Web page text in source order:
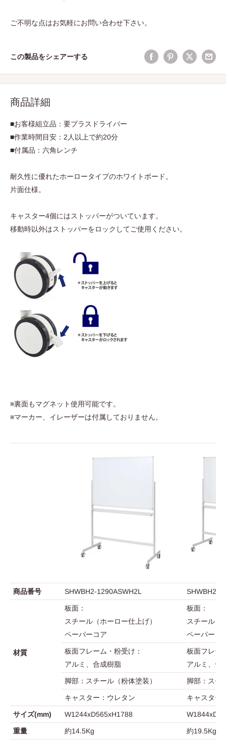
ご不明な点はお気軽にお問い合わせ下さい。
この製品をシェアーする
商品詳細
■お客様組立品：要プラスドライバー
■作業時間目安：2人以上で約20分
■付属品：六角レンチ
耐久性に優れたホーロータイプのホワイトボード。
片面仕様。
キャスター4個にはストッパーがついています。
移動時以外はストッパーをロックしてご使用ください。
※裏面もマグネット使用可能です。
※マーカー、イレーザーは付属しておりません。
商品番号 SHWBH2-1290ASWH2L SHWBH2-
材質
板面：
スチール（ホーロー仕上げ）
ペーパーコア
板面：
スチール（
ペーパーコ
板面フレーム・粉受け：
アルミ、合成樹脂
板面フレー
アルミ、合
脚部：スチール（粉体塗装） 脚部：スチ
キャスター：ウレタン キャスター
サイズ(mm) W1244xD565xH1788
重量 約14.5Kg 約19.5Kg